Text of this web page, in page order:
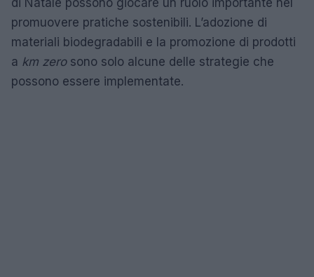
promuovere pratiche sostenibili. L’adozione di
materiali biodegradabili e la promozione di prodotti
a km zerosono solo alcune delle strategie che
possono essere implementate.